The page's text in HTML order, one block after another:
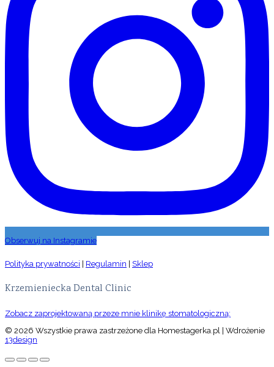
Obserwuj na Instagramie
Polityka prywatności Regulamin Sklep
Krzemieniecka Dental Clinic
Zobacz zaprojektowaną przeze mnie klinikę stomatologiczną:
© 2026 Wszystkie prawa zastrzeżone dla Homestagerka.pl | Wdrożenie
13design